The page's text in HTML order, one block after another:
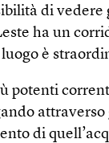
di
ha un
è
potenti
di